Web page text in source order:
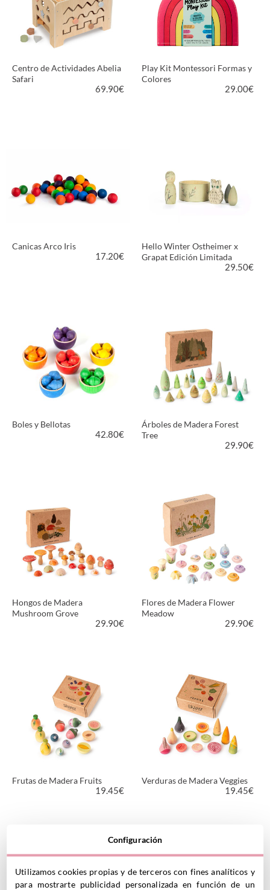
Centro de Actividades Abelia
Safari
69.90€
Play Kit Montessori Formas y
Colores
29.00€
Canicas Arco Iris
17.20€
Hello Winter Ostheimer x
Grapat Edición Limitada
29.50€
Boles y Bellotas
42.80€
Árboles de Madera Forest
Tree
29.90€
VER PRODUCTO
Hongos de Madera
Mushroom Grove
29.90€
Flores de Madera Flower
Meadow
29.90€
VER PRODUCTO
Frutas de Madera Fruits
19.45€
Verduras de Madera Veggies
19.45€
Configuración
Utilizamos cookies propias y de terceros con fines analíticos y
para mostrarte publicidad personalizada en función de un